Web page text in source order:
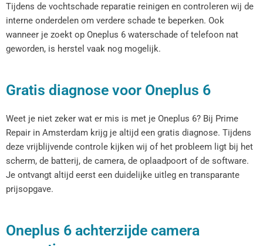
Tijdens de vochtschade reparatie reinigen en controleren wij de
interne onderdelen om verdere schade te beperken. Ook
wanneer je zoekt op Oneplus 6 waterschade of telefoon nat
geworden, is herstel vaak nog mogelijk.
Gratis diagnose voor Oneplus 6
Weet je niet zeker wat er mis is met je Oneplus 6? Bij Prime
Repair in Amsterdam krijg je altijd een gratis diagnose. Tijdens
deze vrijblijvende controle kijken wij of het probleem ligt bij het
scherm, de batterij, de camera, de oplaadpoort of de software.
Je ontvangt altijd eerst een duidelijke uitleg en transparante
prijsopgave.
Oneplus 6 achterzijde camera